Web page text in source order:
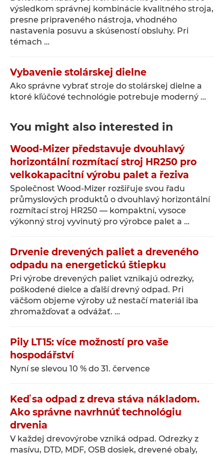
výsledkom správnej kombinácie kvalitného stroja,
presne pripraveného nástroja, vhodného
nastavenia posuvu a skúseností obsluhy. Pri
témach …
Vybavenie stolárskej dielne
Ako správne vybrať stroje do stolárskej dielne a
ktoré kľúčové technológie potrebuje moderný …
You might also interested in
Wood-Mizer představuje dvouhlavý
horizontální rozmítací stroj HR250 pro
velkokapacitní výrobu palet a řeziva
Společnost Wood-Mizer rozšiřuje svou řadu
průmyslových produktů o dvouhlavý horizontální
rozmítací stroj HR250 — kompaktní, vysoce
výkonný stroj vyvinutý pro výrobce palet a …
Drvenie drevených paliet a dreveného
odpadu na energetickú štiepku
Pri výrobe drevených paliet vznikajú odrezky,
poškodené dielce a ďalší drevný odpad. Pri
väčšom objeme výroby už nestačí materiál iba
zhromažďovať a odvážať. …
Pily LT15: více možností pro vaše
hospodářství
Nyní se slevou 10 % do 31. července
Keď sa odpad z dreva stáva nákladom.
Ako správne navrhnúť technológiu
drvenia
V každej drevovýrobe vzniká odpad. Odrezky z
masívu, DTD, MDF, OSB dosiek, drevené obaly,